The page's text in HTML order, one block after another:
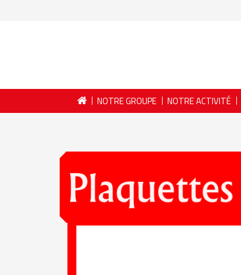
NOTRE GROUPE NOTRE ACTIVITÉ